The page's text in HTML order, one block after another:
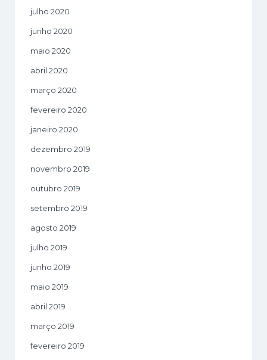
julho 2020
junho 2020
maio 2020
abril 2020
março 2020
fevereiro 2020
janeiro 2020
dezembro 2019
novembro 2019
outubro 2019
setembro 2019
agosto 2019
julho 2019
junho 2019
maio 2019
abril 2019
março 2019
fevereiro 2019